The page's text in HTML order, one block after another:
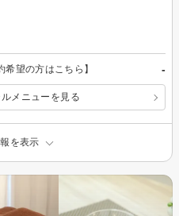
希望の方はこちら】 -
メニューを見る
を表示